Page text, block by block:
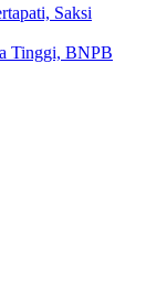
Saksi
Tinggi, BNPB